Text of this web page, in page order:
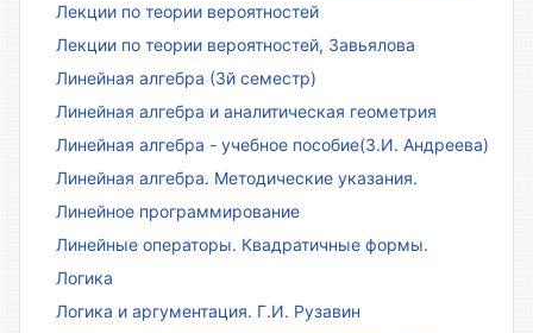
Лекции по теории вероятностей
Лекции по теории вероятностей, Завьялова
Линейная алгебра (3й семестр)
Линейная алгебра и аналитическая геометрия
Линейная алгебра - учебное пособие(З.И. Андреева)
Линейная алгебра. Методические указания.
Линейное программирование
Линейные операторы. Квадратичные формы.
Логика
Логика и аргументация. Г.И. Рузавин